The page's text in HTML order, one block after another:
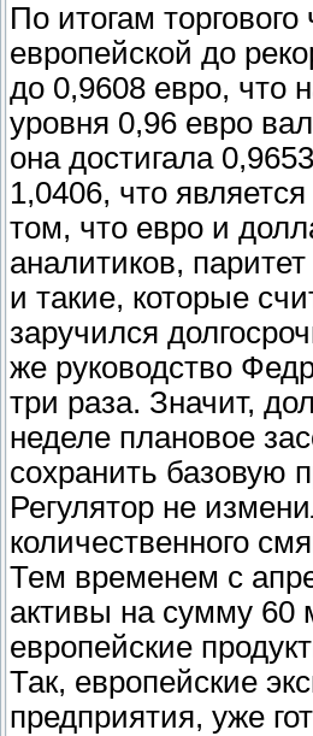
По итогам
европейской до
до 0,9608 евро, что
уровня 0,96 евро
она достигала
1,0406, что
том, что евро и
аналитиков,
и такие, которые
заручился
же руководство
три раза. Значит,
неделе плановое
сохранить базовую
Регулятор не
количественного
Тем временем с
активы на сумму 60
европейские
Так, европейские
предприятия, уже